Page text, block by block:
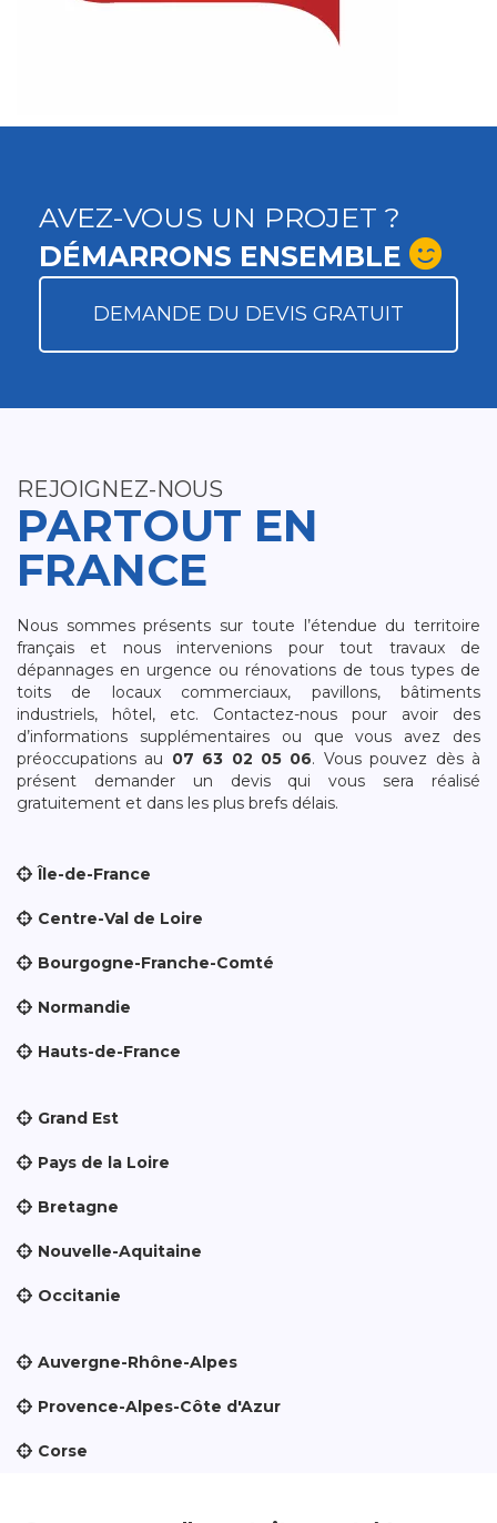
AVEZ-VOUS UN PROJET ?
DÉMARRONS ENSEMBLE
DEMANDE DU DEVIS GRATUIT
REJOIGNEZ-NOUS
PARTOUT EN
FRANCE
Nous sommes présents sur toute l’étendue du territoire
français et nous intervenions pour tout travaux de
dépannages en urgence ou rénovations de tous types de
toits de locaux commerciaux, pavillons, bâtiments
industriels, hôtel, etc. Contactez-nous pour avoir des
d’informations supplémentaires ou que vous avez des
préoccupations au 07 63 02 05 06. Vous pouvez dès à
présent demander un devis qui vous sera réalisé
gratuitement et dans les plus brefs délais.
Île-de-France
Centre-Val de Loire
Bourgogne-Franche-Comté
Normandie
Hauts-de-France
Grand Est
Pays de la Loire
Bretagne
Nouvelle-Aquitaine
Occitanie
Auvergne-Rhône-Alpes
Provence-Alpes-Côte d'Azur
Corse